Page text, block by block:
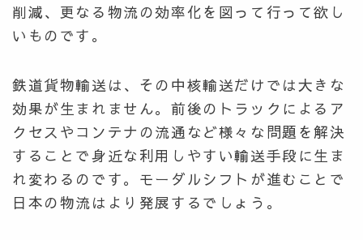
削減、更なる物流の効率化を図って行って欲し
いものです。
鉄道貨物輸送は、その中核輸送だけでは大きな
効果が生まれません。前後のトラックによるア
クセスやコンテナの流通など様々な問題を解決
することで身近な利用しやすい輸送手段に生ま
れ変わるのです。モーダルシフトが進むことで
日本の物流はより発展するでしょう。